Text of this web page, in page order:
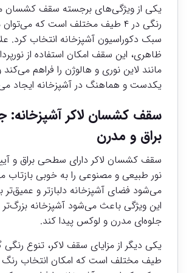
یکی از ویژگی‌های برجسته سقف کشسان
رنگی در ۴ طیف مختلف است که
سبک دکوراسیون آشپزخانه انتخاب کرد.
ظاهری، این سقف امکان استفاده از
مانند لاین نوری و هالوژن را فراهم
یکدست و هماهنگ در آشپزخانه ایجاد
سقف کشسان لاکر آشپزخانه:
براق و مدرن
سقف کشسان لاکر دارای سطحی براق و
نور طبیعی و مصنوعی را به خوبی
می‌شود فضای آشپزخانه دلبازتر و عمیق‌تر
این ویژگی باعث می‌شود آشپزخانه
جلوه‌ای مدرن و لوکس پیدا کند.
طیف مختلف است که امکان انتخاب رنگ